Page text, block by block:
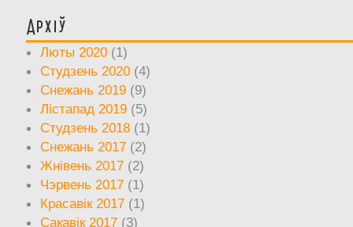
Архіў
Люты 2020 (1)
Студзень 2020 (4)
Снежань 2019 (9)
Лістапад 2019 (5)
Студзень 2018 (1)
Снежань 2017 (2)
Жнівень 2017 (2)
Чэрвень 2017 (1)
Красавік 2017 (1)
Сакавік 2017 (3)